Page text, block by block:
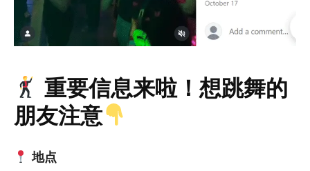
重要信息来啦！想跳舞的
朋友注意
地点